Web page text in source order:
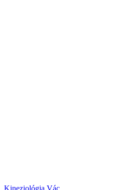
Kineziológia Vác